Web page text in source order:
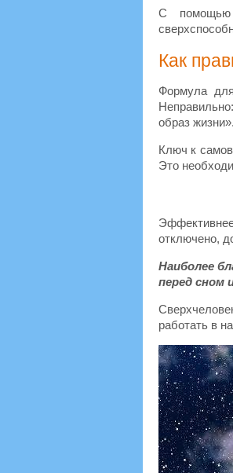
С помощью
Как
Формула
образ жизни».
Ключ к
Это
отключено,
Наиболее
перед сном
работать в